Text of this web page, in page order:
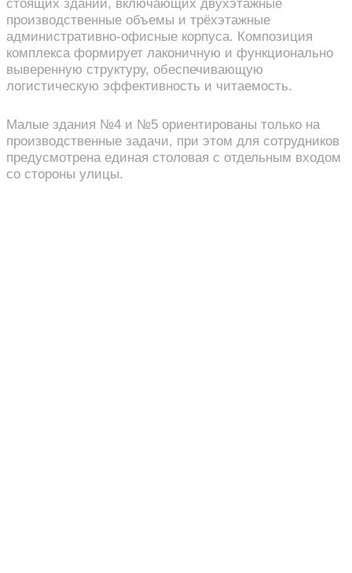
стоящих зданий, включающих двухэтажные
производственные объемы и трёхэтажные
административно-офисные корпуса. Композиция
комплекса формирует лаконичную и функционально
выверенную структуру, обеспечивающую
логистическую эффективность и читаемость.
Малые здания №4 и №5 ориентированы только на
производственные задачи, при этом для сотрудников
предусмотрена единая столовая с отдельным входом
со стороны улицы.